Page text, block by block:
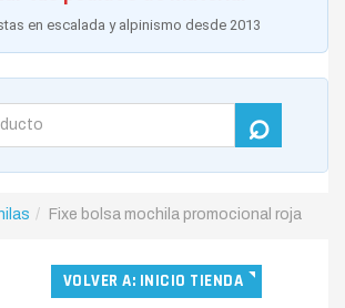
en escalada y alpinismo desde 2013
Fixe bolsa mochila promocional roja
VOLVER A: INICIO TIENDA